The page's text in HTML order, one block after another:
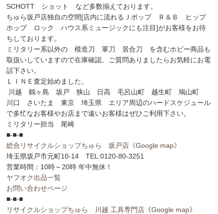
SCHOTT ショット など多数揃えております。
ちゅら坂戸店独自の空間[店内に流れるＪポップ Ｒ＆Ｂ ヒップ
ホップ ロック ハウス系ミュージックにも注目]がお客様をお待
ちしております。
ミリタリー系以外の 模造刀 軍刀 居合刀 を含むホビー商品も
取扱いしていますので在庫確認、ご質問ありましたらお気軽にお電
話下さい。
ＬＩＮＥ査定始めました。
川越 鶴ヶ島 坂戸 狭山 日高 毛呂山町 越生町 鳩山町
川口 さいたま 東京 埼玉県 エリア周辺のハードスケジュール
で多忙なお客様やお店まで遠いお客様はぜひご利用下さい。
ミリタリー担当 尾崎
■-■-■
総合リサイクルショップちゅら 坂戸店 《Google map》
埼玉県坂戸市元町10-14 TEL:0120-80-3251
営業時間：10時～20時 年中無休！
ヤフオク出品一覧
お問い合わせページ
■-■-■
リサイクルショップちゅら 川越 工具専門店 《Google map》